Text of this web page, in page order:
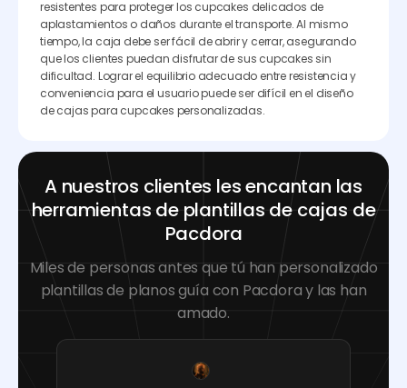
resistentes para proteger los cupcakes delicados de
aplastamientos o daños durante el transporte. Al mismo
tiempo, la caja debe ser fácil de abrir y cerrar, asegurando
que los clientes puedan disfrutar de sus cupcakes sin
dificultad. Lograr el equilibrio adecuado entre resistencia y
conveniencia para el usuario puede ser difícil en el diseño
de cajas para cupcakes personalizadas.
A nuestros clientes les encantan las
herramientas de plantillas de cajas de
Pacdora
Miles de personas antes que tú han personalizado
plantillas de planos guía con Pacdora y las han
amado.